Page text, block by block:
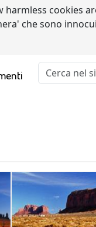
harmless cookies
che sono